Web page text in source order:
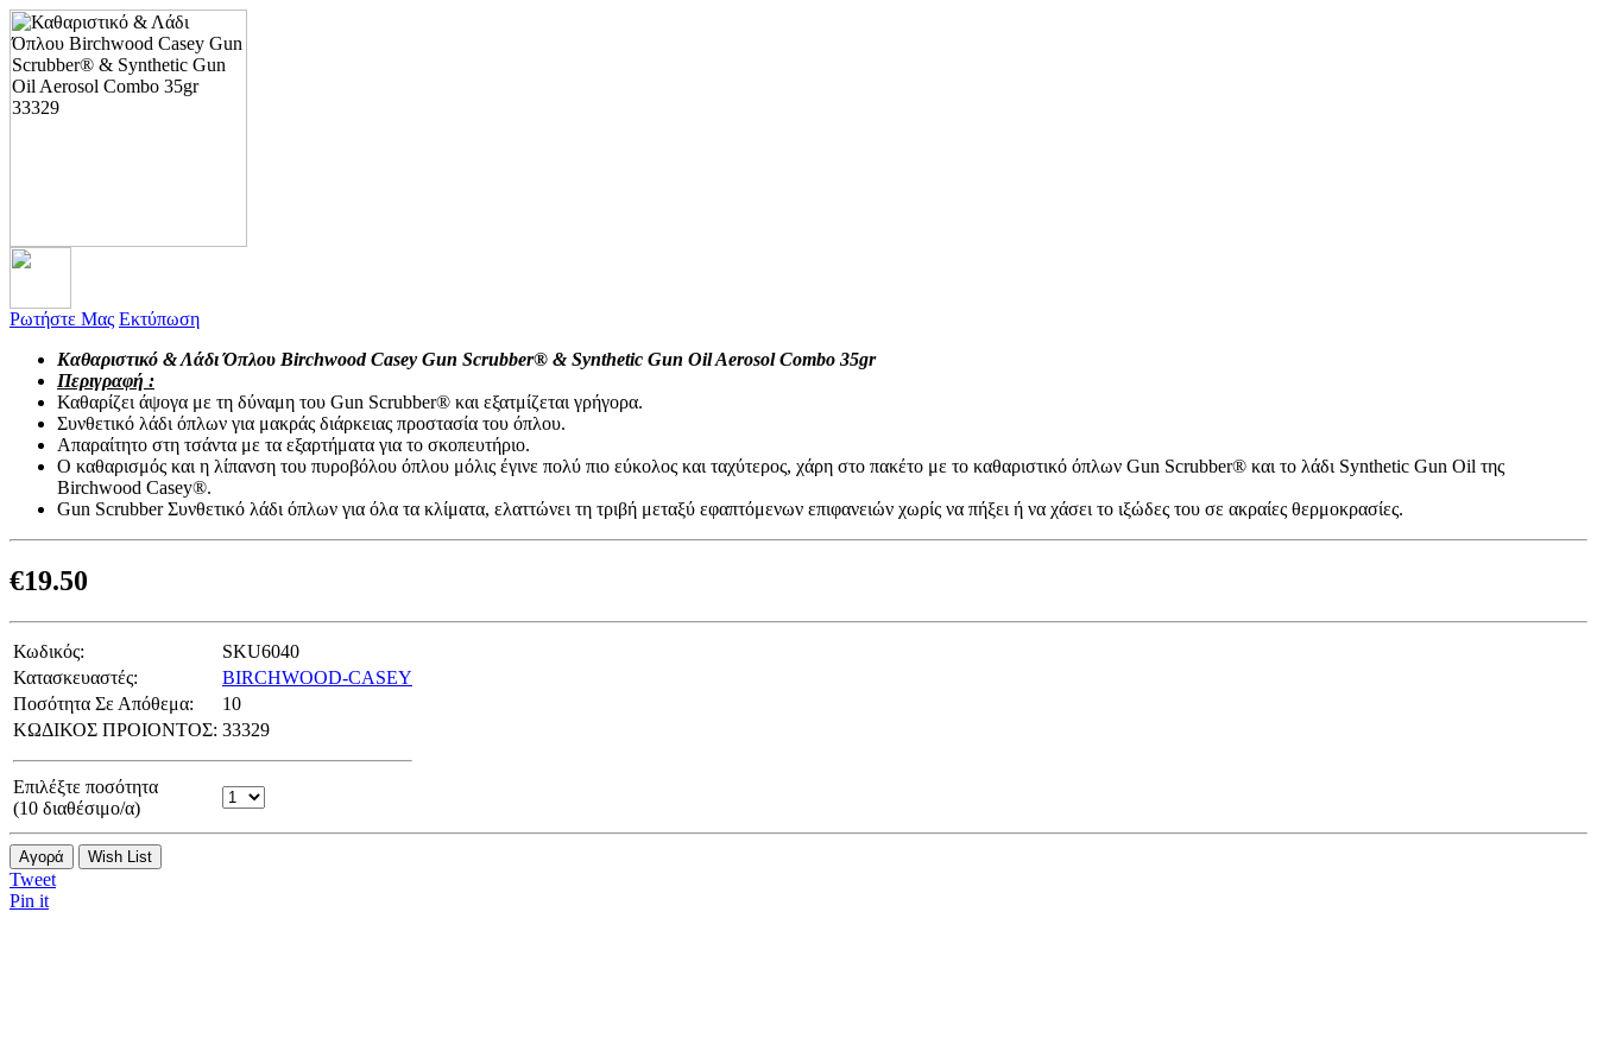
Ρωτήστε Μας Εκτύπωση
Καθαριστικό & Λάδι Όπλου Birchwood Casey Gun Scrubber® & Synthetic Gun Oil Aerosol Combo 35gr
Περιγραφή :
Καθαρίζει άψογα με τη δύναμη του Gun Scrubber® και εξατμίζεται γρήγορα.
Συνθετικό λάδι όπλων για μακράς διάρκειας προστασία του όπλου.
Απαραίτητο στη τσάντα με τα εξαρτήματα για το σκοπευτήριο.
Ο καθαρισμός και η λίπανση του πυροβόλου όπλου μόλις έγινε πολύ πιο εύκολος και ταχύτερος, χάρη στο πακέτο με το καθαριστικό όπλων Gun Scrubber® και το λάδι Synthetic Gun Oil της
Birchwood Casey®.
Gun Scrubber Συνθετικό λάδι όπλων για όλα τα κλίματα, ελαττώνει τη τριβή μεταξύ εφαπτόμενων επιφανειών χωρίς να πήξει ή να χάσει το ιξώδες του σε ακραίες θερμοκρασίες.
€19.50
Κωδικός:
SKU6040
Κατασκευαστές:
BIRCHWOOD-CASEY
Ποσότητα Σε Απόθεμα:
10
ΚΩΔΙΚΟΣ ΠΡΟΙΟΝΤΟΣ: 33329
Επιλέξτε ποσότητα
(10 διαθέσιμο/α)
Αγορά Wish List
Tweet
Pin it